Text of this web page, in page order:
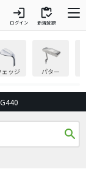
login
ログイン
inventory
新規登録
ェッジ パター
search